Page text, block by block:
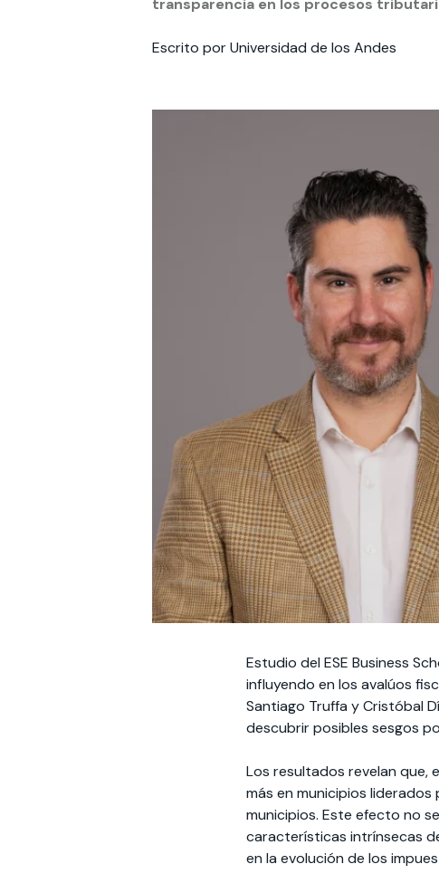
Te puede interesar:International students Facultades
Te puede interesar:Explora el campus Uandes Noticias
transparencia en los procesos
Escrito por Universidad de los Andes
Estudio del ESE Business
influyendo en los avalúos
Santiago Truffa y Cristóbal
descubrir posibles sesgos
Los resultados revelan que,
más en municipios
municipios. Este efecto no
características intrínsecas
en la evolución de los